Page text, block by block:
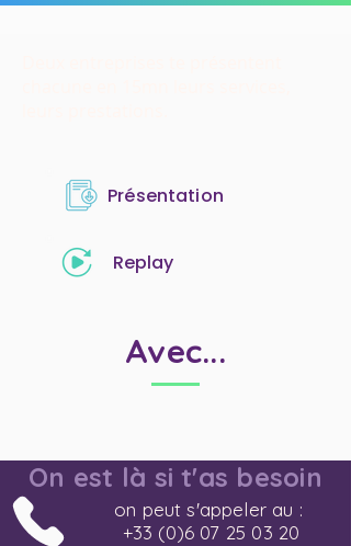
Présentation
Replay
Avec...
On est là si t'as besoin
on peut s'appeler au :
+33 (0)6 07 25 03 20